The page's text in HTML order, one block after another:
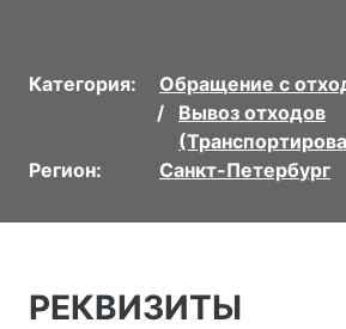
Категория:
Обращение с
Вывоз отходов
Регион:
Санкт-Петербург
РЕКВИЗИТЫ